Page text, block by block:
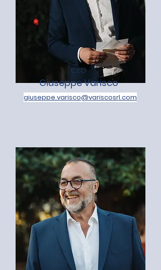
CEO
Giuseppe Varisco
giuseppe.varisco@variscosrl.com